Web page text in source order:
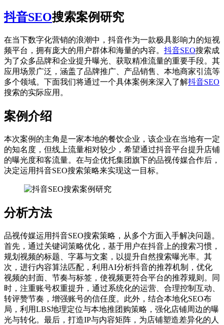
抖音SEO搜索案例研究
在当下数字化营销的浪潮中，抖音作为一款极具影响力的短视
频平台，拥有庞大的用户群体和海量的内容。 抖音SEO搜索成
为了众多品牌和企业提升曝光、获取精准流量的重要手段。其
应用场景广泛，涵盖了品牌推广、产品销售、本地商家引流等
多个领域。下面我们将通过一个具体案例来深入了解抖音SEO
搜索的实际应用。
案例介绍
本次案例的主角是一家本地的餐饮企业，该企业在当地有一定
的知名度，但线上流量相对较少，希望通过抖音平台提升店铺
的曝光度和客流量。在与企优托集团旗下的品视传媒合作后，
决定运用抖音SEO搜索策略来实现这一目标。
分析方法
品视传媒运用抖音SEO搜索策略，从多个方面入手解决问题。
首先，通过关键词策略优化，基于用户在抖音上的搜索习惯，
规划视频的标题、字幕与文案，以提升自然搜索曝光率。其
次，进行内容算法匹配，利用AI分析抖音的推荐机制，优化
视频的封面、节奏与标签，使视频更符合平台的推荐规则。同
时，注重账号权重提升，通过系统化的运营、合理控制互动、
转评赞节奏，增强账号的信任度。此外，结合本地化SEO布
局，利用LBS地理定位与本地推团购策略，强化店铺周边的曝
光与转化。最后，打造IP与内容矩阵，为店铺塑造差异化的人